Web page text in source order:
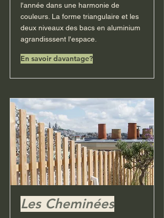
l'année dans une harmonie de
couleurs. La forme triangulaire et les
deux niveaux des bacs en aluminium
agrandisssent l'espace.
En savoir davantage?
Les Cheminées